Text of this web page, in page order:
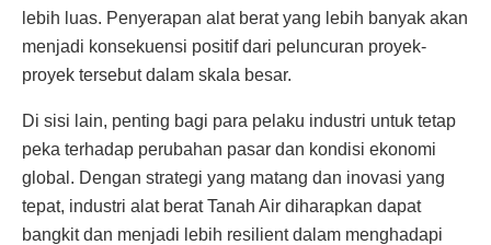
lebih luas. Penyerapan alat berat yang lebih banyak akan
menjadi konsekuensi positif dari peluncuran proyek-
proyek tersebut dalam skala besar.
Di sisi lain, penting bagi para pelaku industri untuk tetap
peka terhadap perubahan pasar dan kondisi ekonomi
global. Dengan strategi yang matang dan inovasi yang
tepat, industri alat berat Tanah Air diharapkan dapat
bangkit dan menjadi lebih resilient dalam menghadapi